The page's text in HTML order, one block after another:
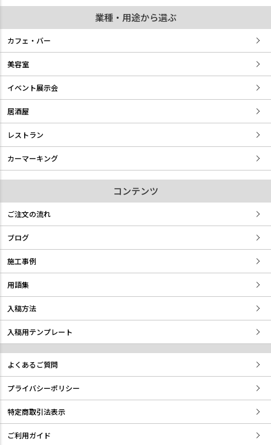
業種・用途から選ぶ
カフェ・バー
美容室
イベント展示会
居酒屋
レストラン
カーマーキング
コンテンツ
ご注文の流れ
ブログ
施工事例
用語集
入稿方法
入稿用テンプレート
よくあるご質問
プライバシーポリシー
特定商取引法表示
ご利用ガイド